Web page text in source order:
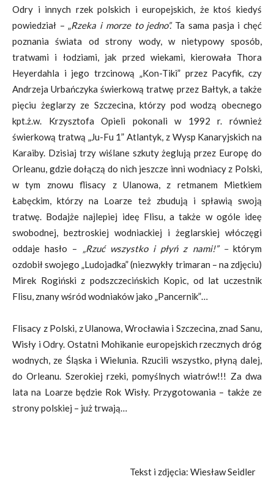
Odry i innych rzek polskich i europejskich, że ktoś kiedyś
powiedział – „Rzeka i morze to jedno”. Ta sama pasja i chęć
poznania świata od strony wody, w nietypowy sposób,
tratwami i łodziami, jak przed wiekami, kierowała Thora
Heyerdahla i jego trzcinową „Kon-Tiki” przez Pacyfik, czy
Andrzeja Urbańczyka świerkową tratwę przez Bałtyk, a także
pięciu żeglarzy ze Szczecina, którzy pod wodzą obecnego
kpt.ż.w. Krzysztofa Opieli pokonali w 1992 r. również
świerkową tratwą „Ju-Fu 1” Atlantyk, z Wysp Kanaryjskich na
Karaiby. Dzisiaj trzy wiślane szkuty żeglują przez Europę do
Orleanu, gdzie dołączą do nich jeszcze inni wodniacy z Polski,
w tym znowu flisacy z Ulanowa, z retmanem Mietkiem
Łabęckim, którzy na Loarze też zbudują i spławią swoją
tratwę. Bodajże najlepiej ideę Flisu, a także w ogóle ideę
swobodnej, beztroskiej wodniackiej i żeglarskiej włóczęgi
oddaje hasło – „Rzuć wszystko i płyń z nami!” –którym
ozdobił swojego „Ludojadka” (niezwykły trimaran – na zdjęciu)
Mirek Rogiński z podszczecińskich Kopic, od lat uczestnik
Flisu, znany wśród wodniaków jako „Pancernik”…
Flisacy z Polski, z Ulanowa, Wrocławia i Szczecina, znad Sanu,
Wisły i Odry. Ostatni Mohikanie europejskich rzecznych dróg
wodnych, ze Śląska i Wielunia. Rzucili wszystko, płyną dalej,
do Orleanu. Szerokiej rzeki, pomyślnych wiatrów!!! Za dwa
lata na Loarze będzie Rok Wisły. Przygotowania – także ze
strony polskiej – już trwają…
Tekst i zdjęcia: Wiesław Seidler